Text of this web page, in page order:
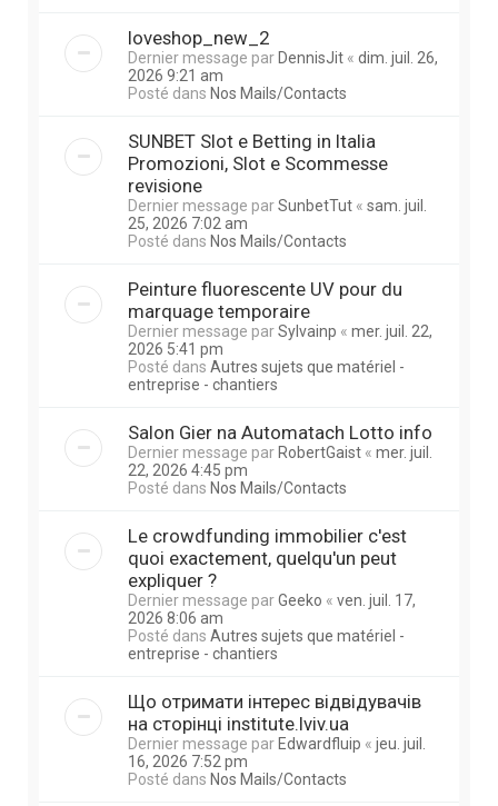
loveshop_new_2
Dernier message par DennisJit « dim. juil. 26,
2026 9:21 am
Posté dans Nos Mails/Contacts
SUNBET Slot e Betting in Italia
Promozioni, Slot e Scommesse
revisione
Dernier message parSunbetTut « sam. juil.
25, 2026 7:02 am
Posté dans Nos Mails/Contacts
Peinture fluorescente UV pour du
marquage temporaire
Dernier message parSylvainp « mer. juil. 22,
2026 5:41 pm
Posté dans Autres sujets que matériel -
entreprise - chantiers
Salon Gier na Automatach Lotto info
Dernier message par RobertGaist « mer. juil.
22, 2026 4:45 pm
Posté dans Nos Mails/Contacts
Le crowdfunding immobilier c'est
quoi exactement, quelqu'un peut
expliquer ?
Dernier message parGeeko « ven. juil. 17,
2026 8:06 am
Posté dans Autres sujets que matériel -
entreprise - chantiers
Що отримати інтерес відвідувачів
на сторінці institute.lviv.ua
Dernier message par Edwardfluip « jeu. juil.
16, 2026 7:52 pm
Posté dans Nos Mails/Contacts